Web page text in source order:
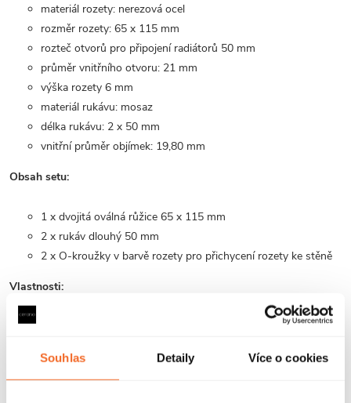
Souhlas Detaily Více o cookies
materiál rozety: nerezová ocel
rozměr rozety: 65 x 115 mm
rozteč otvorů pro připojení radiátorů 50 mm
průměr vnitřního otvoru: 21 mm
výška rozety 6 mm
materiál rukávu: mosaz
délka rukávu: 2 x 50 mm
vnitřní průměr objímek: 19,80 mm
Obsah setu:
1 x dvojitá oválná růžice 65 x 115 mm
2 x rukáv dlouhý 50 mm
2 x O-kroužky v barvě rozety pro přichycení rozety ke stěně
Vlastnosti:
růžice má dva otvory pro průchod přípojek radiátorů s roztečí
50 mm dlouhé maskovací manžety pasují na spojovací trubky
o průměru 16 mm - PEX a 15; 18 mm - měď